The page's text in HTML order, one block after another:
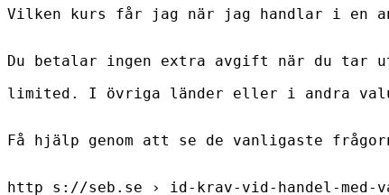
Vilken kurs får jag när jag handlar i en
Du betalar ingen extra avgift när du tar ut
limited. I övriga länder eller i andra
Få hjälp genom att se de vanligaste
http s://seb.se › id-krav-vid-handel-med-